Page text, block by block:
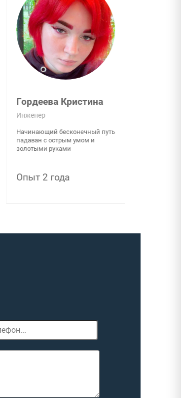
Гордеева Кристина
Инженер
Начинающий бесконечный путь
падаван с острым умом и
золотыми руками
Опыт 2 года